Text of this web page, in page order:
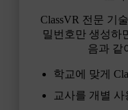
ClassVR 전문 기
밀번호만 생성하
음과 같
학교에 맞게
교사를 개별